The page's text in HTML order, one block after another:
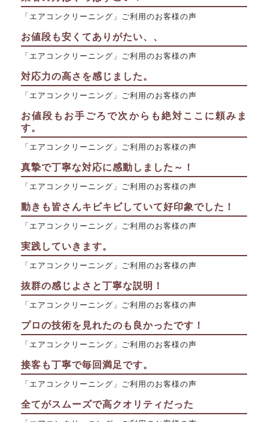
「エアコンクリーニング」ご利用のお客様の声
お値段も安くてありがたい、、
「エアコンクリーニング」ご利用のお客様の声
対応力の高さを感じました。
「エアコンクリーニング」ご利用のお客様の声
お値段もお手ごろで次からも絶対ここに頼みま
す。
「エアコンクリーニング」ご利用のお客様の声
真摯で丁寧な対応に感動しました～！
「エアコンクリーニング」ご利用のお客様の声
動きも皆さんキビキビしていて好印象でした！
「エアコンクリーニング」ご利用のお客様の声
実践していきます。
「エアコンクリーニング」ご利用のお客様の声
抜群の感じよさと丁寧な説明！
「エアコンクリーニング」ご利用のお客様の声
プロの技術を見れたのも良かったです！
「エアコンクリーニング」ご利用のお客様の声
接客も丁寧で毎回満足です。
「エアコンクリーニング」ご利用のお客様の声
全てがスムーズで高クオリティだった